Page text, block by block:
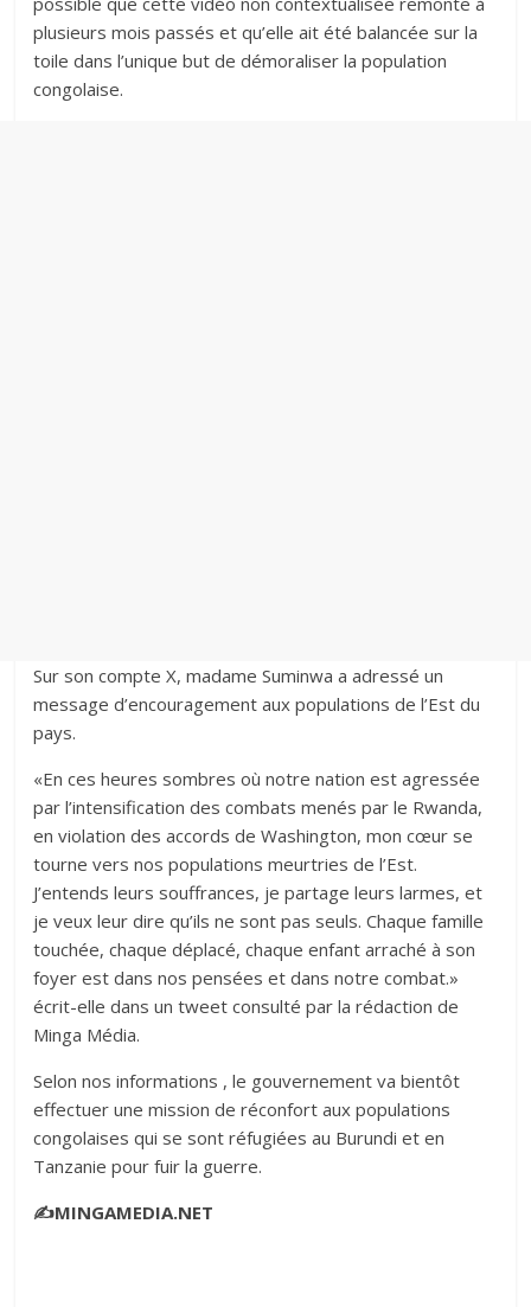
plusieurs mois passés et qu’elle ait été balancée sur la
toile dans l’unique but de démoraliser la population
congolaise.‎
Sur son compte X, madame Suminwa a adressé un
message d’encouragement aux populations de l’Est du
pays.
‎«En ces heures sombres où notre nation est agressée
par l’intensification des combats menés par le Rwanda,
en violation des accords de Washington, mon cœur se
tourne vers nos populations meurtries de l’Est.
J’entends leurs souffrances, je partage leurs larmes, et
je veux leur dire qu’ils ne sont pas seuls. Chaque famille
touchée, chaque déplacé, chaque enfant arraché à son
foyer est dans nos pensées et dans notre combat.»
écrit-elle dans un tweet consulté par la rédaction de
Minga Média.‎
Selon nos informations , le gouvernement va bientôt
effectuer une mission de réconfort aux populations
congolaises qui se sont réfugiées au Burundi et en
Tanzanie pour fuir la guerre.
✍️MINGAMEDIA.NET